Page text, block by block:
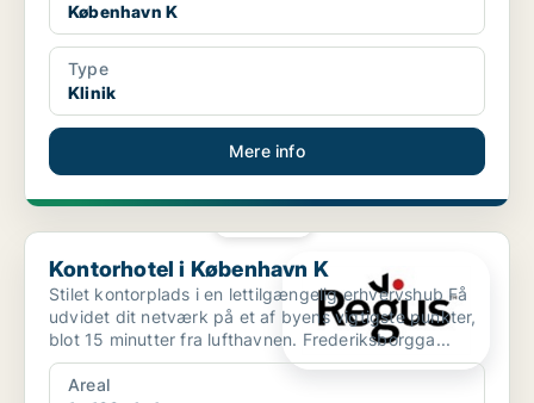
København K
Type
Klinik
Mere info
Kontorhotel i København K
Kontorhotel i København K
Stilet kontorplads i en lettilgængelig erhvervshub Få
udvidet dit netværk på et af byens vigtigste punkter,
blot 15 minutter fra lufthavnen. Frederiksborgga...
Areal